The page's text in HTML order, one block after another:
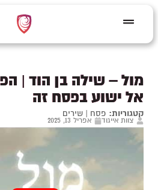
מול – שילה בן הוד |
אל ישוע בפסח זה
קטגוריות: פסח | שירים
צוות אייגוד אפריל 13, 2025